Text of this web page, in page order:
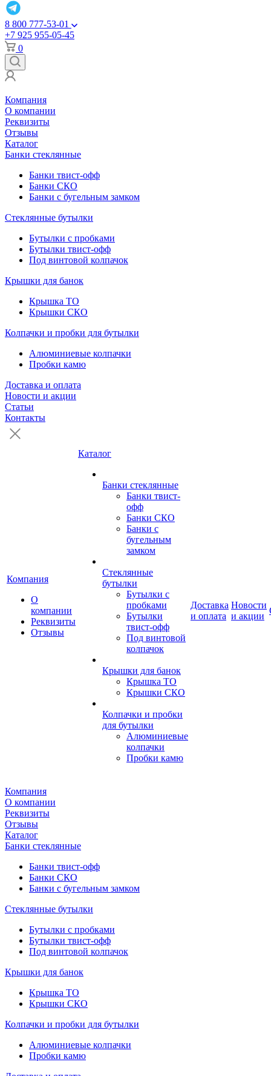
8 800 777-53-01
+7 925 955-05-45
0
Компания
О компании
Реквизиты
Отзывы
Каталог
Банки стеклянные
Банки твист-офф
Банки СКО
Банки с бугельным замком
Стеклянные бутылки
Бутылки с пробками
Бутылки твист-офф
Под винтовой колпачок
Крышки для банок
Крышка ТО
Крышки СКО
Колпачки и пробки для бутылки
Алюминиевые колпачки
Пробки камю
Доставка и оплата
Новости и акции
Статьи
Контакты
Компания
О
компании
Реквизиты
Отзывы
Каталог
Банки стеклянные
Банки твист-
офф
Банки СКО
Банки с
бугельным
замком
Стеклянные
бутылки
Бутылки с
пробками
Бутылки
твист-офф
Под винтовой
колпачок
Крышки для банок
Крышка ТО
Крышки СКО
Колпачки и пробки
для бутылки
Алюминиевые
колпачки
Пробки камю
Доставка
и оплата
Новости
и акции
Компания
О компании
Реквизиты
Отзывы
Каталог
Банки стеклянные
Банки твист-офф
Банки СКО
Банки с бугельным замком
Стеклянные бутылки
Бутылки с пробками
Бутылки твист-офф
Под винтовой колпачок
Крышки для банок
Крышка ТО
Крышки СКО
Колпачки и пробки для бутылки
Алюминиевые колпачки
Пробки камю